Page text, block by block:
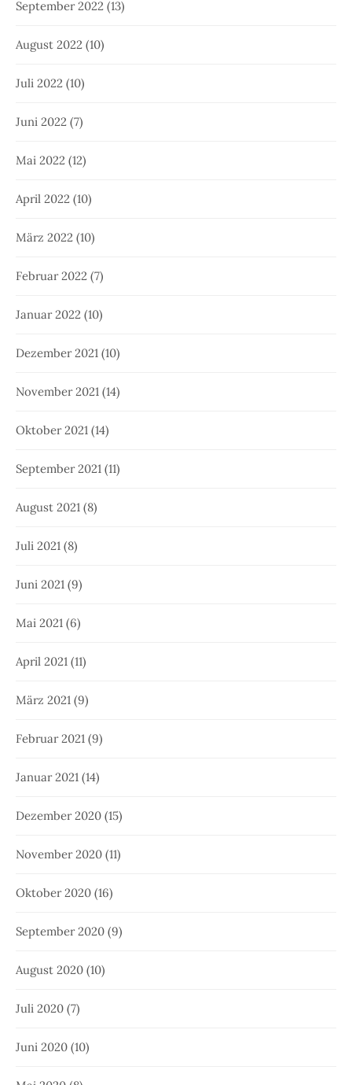
September 2022 (13)
August 2022 (10)
Juli 2022 (10)
Juni 2022 (7)
Mai 2022 (12)
April 2022 (10)
März 2022 (10)
Februar 2022 (7)
Januar 2022 (10)
Dezember 2021 (10)
November 2021 (14)
Oktober 2021 (14)
September 2021 (11)
August 2021 (8)
Juli 2021 (8)
Juni 2021 (9)
Mai 2021 (6)
April 2021 (11)
März 2021 (9)
Februar 2021 (9)
Januar 2021 (14)
Dezember 2020 (15)
November 2020 (11)
Oktober 2020 (16)
September 2020 (9)
August 2020 (10)
Juli 2020 (7)
Juni 2020 (10)